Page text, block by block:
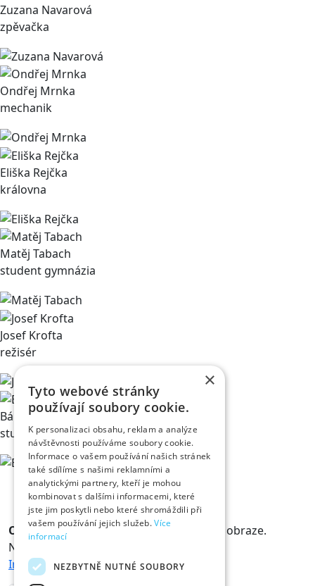
Zuzana Navarová
zpěvačka
Ondřej Mrnka
mechanik
Eliška Rejčka
královna
Matěj Tabach
student gymnázia
Josef Krofta
režisér
Bára Chaloupková
studentka
Odběr novinekKrálové a Královny jsou v obraze.
Novinky vám rádi doručíme na mail.
Informace o zpracování osobních údajů
×
Tyto webové stránky
používají soubory cookie.
K personalizaci obsahu, reklam a analýze
návštěvnosti používáme soubory cookie.
Informace o vašem používání našich stránek
také sdílíme s našimi reklamními a
analytickými partnery, kteří je mohou
kombinovat s dalšími informacemi, které
jste jim poskytli nebo které shromáždili při
vašem používání jejich služeb.Více
informací
NEZBYTNĚ NUTNÉ SOUBORY